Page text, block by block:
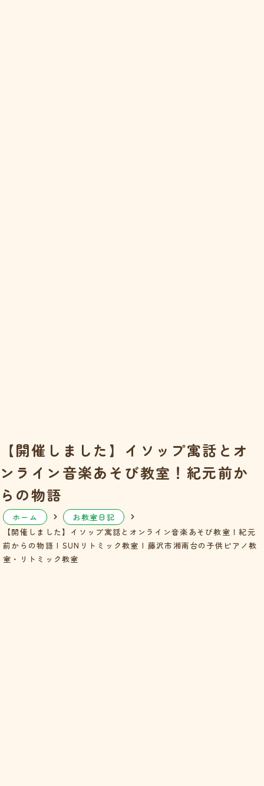
【開催しました】イソップ寓話とオ
ンライン音楽あそび教室！紀元前か
らの物語
ホーム
お教室日記
【開催しました】イソップ寓話とオンライン音楽あそび教室！紀元
前からの物語 | SUNリトミック教室 | 藤沢市湘南台の子供ピアノ教
室・リトミック教室